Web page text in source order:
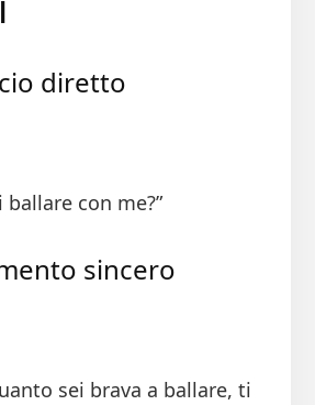
diretto
ballare con me?”
sincero
sei brava a ballare, ti